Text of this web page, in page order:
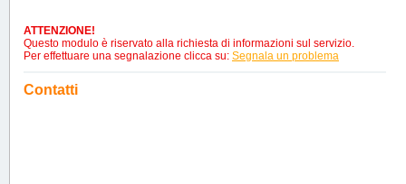
ATTENZIONE!
Questo modulo è riservato alla richiesta di informazioni sul servizio.
Per effettuare una segnalazione clicca su: Segnala un problema
Contatti